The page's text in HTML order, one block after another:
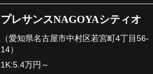
プレサンスNAGOYAシティオ
（愛知県名古屋市中村区若宮町4丁目56-
14）
1K:5.4万円～